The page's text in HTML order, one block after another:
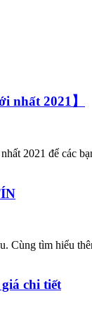
nhất 2021】
2021 để các
Cùng tìm hiểu
chi tiết